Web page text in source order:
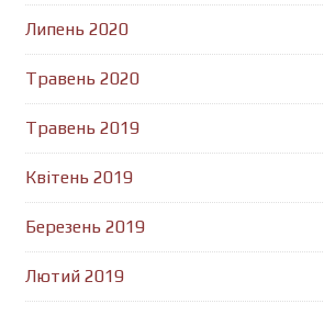
Липень 2020
Травень 2020
Травень 2019
Квітень 2019
Березень 2019
Лютий 2019